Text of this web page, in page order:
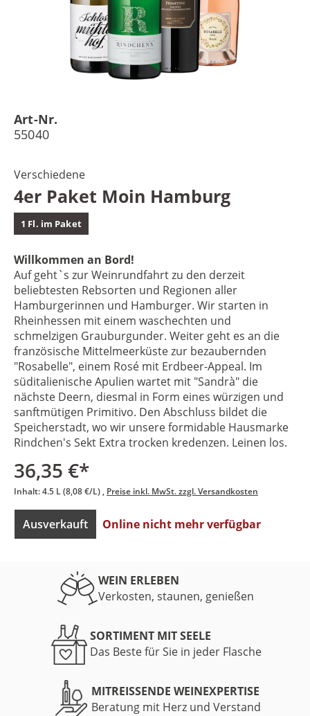
Art-Nr.
55040
Verschiedene
4er Paket Moin Hamburg
1 Fl. im Paket
Willkommen an Bord!
Auf geht`s zur Weinrundfahrt zu den derzeit
beliebtesten Rebsorten und Regionen aller
Hamburgerinnen und Hamburger. Wir starten in
Rheinhessen mit einem waschechten und
schmelzigen Grauburgunder. Weiter geht es an die
französische Mittelmeerküste zur bezaubernden
"Rosabelle", einem Rosé mit Erdbeer-Appeal. Im
süditalienische Apulien wartet mit "Sandrà" die
nächste Deern, diesmal in Form eines würzigen und
sanftmütigen Primitivo. Den Abschluss bildet die
Speicherstadt, wo wir unsere formidable Hausmarke
Rindchen's Sekt Extra trocken kredenzen. Leinen los.
36,35 €*
Inhalt:4.5 L(8,08 €/L) Preise inkl. MwSt. zzgl. Versandkosten
Ausverkauft Online nicht mehr verfügbar
WEIN ERLEBEN
Verkosten, staunen, genießen
SORTIMENT MIT SEELE
Das Beste für Sie in jeder Flasche
MITREISSENDE WEINEXPERTISE
Beratung mit Herz und Verstand